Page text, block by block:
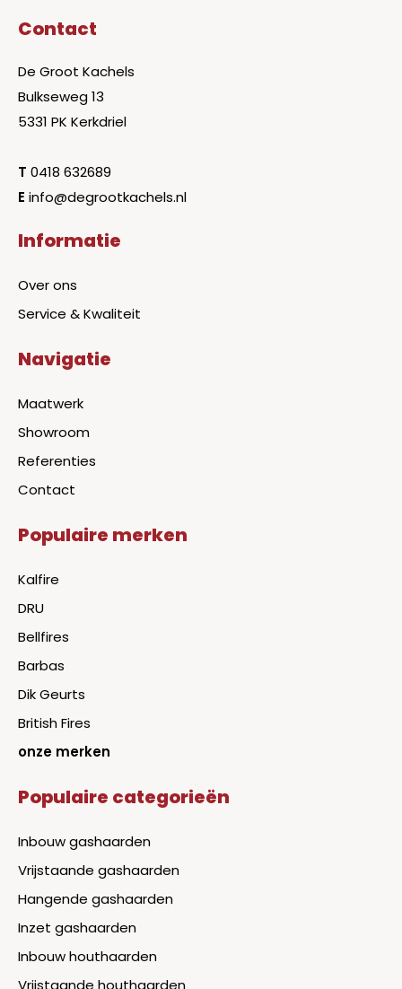
Contact
De Groot Kachels
Bulkseweg 13
5331 PK Kerkdriel
T 0418 632689
E info@degrootkachels.nl
Informatie
Over ons
Service & Kwaliteit
Navigatie
Maatwerk
Showroom
Referenties
Contact
Populaire merken
Kalfire
DRU
Bellfires
Barbas
Dik Geurts
British Fires
onze merken
Populaire categorieën
Inbouw gashaarden
Vrijstaande gashaarden
Hangende gashaarden
Inzet gashaarden
Inbouw houthaarden
Vrijstaande houthaarden